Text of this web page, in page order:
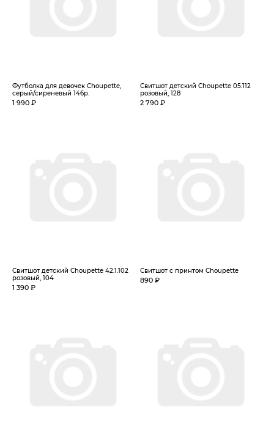
Футболка для девочек Choupette,
серый/сиреневый 146р.
1 990 ₽
Свитшот детский Choupette 05.112
розовый, 128
2 790 ₽
Свитшот детский Choupette 42.1.102
розовый, 104
1 390 ₽
Свитшот с принтом Choupette
890 ₽